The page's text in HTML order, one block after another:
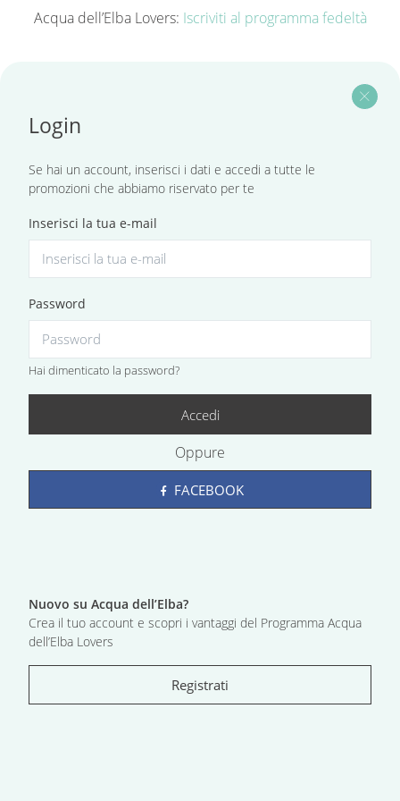
Acqua dell’Elba Lovers: Iscriviti al programma fedeltà
close
Login
Se hai un account, inserisci i dati e accedi a tutte le
promozioni che abbiamo riservato per te
Inserisci la tua e-mail
Password
Hai dimenticato la password?
Accedi
Oppure
FACEBOOK
Nuovo su Acqua dell’Elba?
Crea il tuo account e scopri i vantaggi del Programma Acqua
dell’Elba Lovers
Registrati